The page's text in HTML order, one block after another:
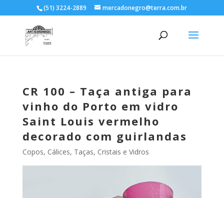
(51) 3224-2889 mercadonegro@terra.com.br
CR 100 – Taça antiga para
vinho do Porto em vidro
Saint Louis vermelho
decorado com guirlandas
Copos, Cálices, Taças, Cristais e Vidros